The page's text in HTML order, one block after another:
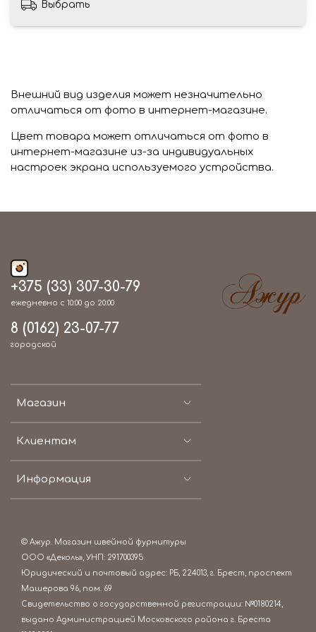
Выбрать
Внешний вид изделия может незначительно
отличаться от фото в интернет-магазине.
Цвет товара может отличаться от фото в
интернет-магазине из-за индивидуальных
настроек экрана используемого устройства.
Магазин
Клиентам
Информация
+375 (33) 307-30-79
ежедневно с 10:00 до 20:00
8 (0162) 23-07-77
городской
© Ажур. Магазин швейной фурнитуры
ООО «Деколь», УНП: 291700395
Юридический и почтовый адрес: РБ, 224013, г. Брест, проспект
Машерова 96, пом. 69
Свидетельство о государственной регистрации: №0180214,
выдано Администрацией Московского района г. Бреста